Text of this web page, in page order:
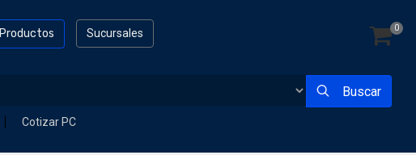
Sucursales
Productos 0
Buscar
Cotizar PC